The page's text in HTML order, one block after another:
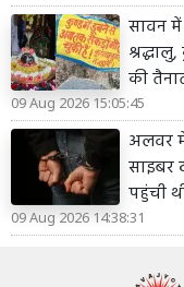
सावन
की
09 Aug 2026 15:05:45
अलवर
साइबर
पहुंची
09 Aug 2026 14:38:31